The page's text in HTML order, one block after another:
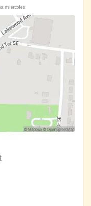
miércoles